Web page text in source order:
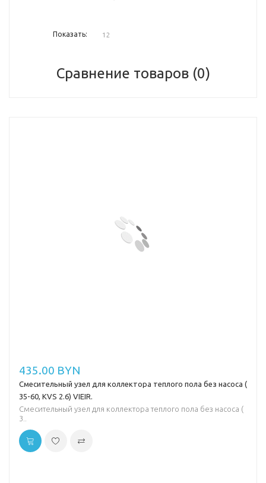
Показать:
Сравнение товаров (0)
435.00 BYN
Смесительный узел для коллектора теплого пола без насоса (
35-60, KVS 2.6) VIEIR.
Смесительный узел для коллектора теплого пола без насоса (
3..